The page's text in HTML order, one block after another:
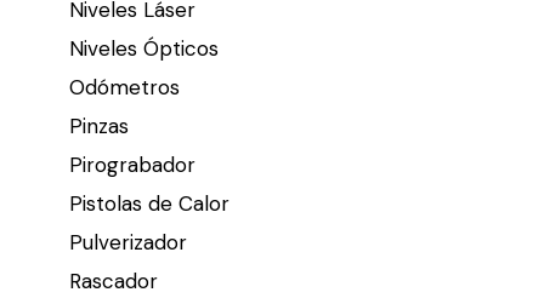
Niveles Láser
Niveles Ópticos
Odómetros
Pinzas
Pirograbador
Pistolas de Calor
Pulverizador
Rascador